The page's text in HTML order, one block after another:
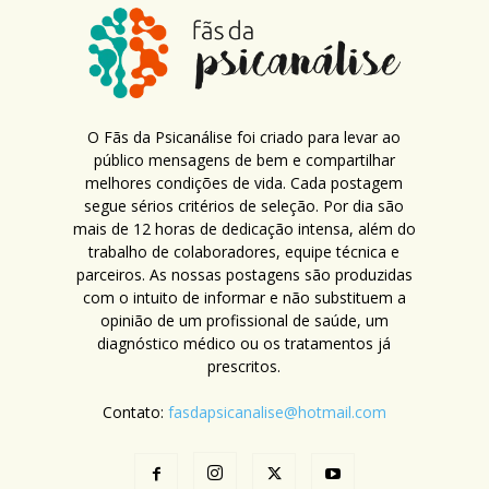
O Fãs da Psicanálise foi criado para levar ao
público mensagens de bem e compartilhar
melhores condições de vida. Cada postagem
segue sérios critérios de seleção. Por dia são
mais de 12 horas de dedicação intensa, além do
trabalho de colaboradores, equipe técnica e
parceiros. As nossas postagens são produzidas
com o intuito de informar e não substituem a
opinião de um profissional de saúde, um
diagnóstico médico ou os tratamentos já
prescritos.
Contato: fasdapsicanalise@hotmail.com